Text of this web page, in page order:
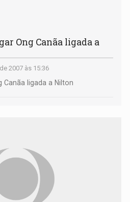
Ong Canãa ligada a
2007 às 15:36
Canãa ligada a Nilton